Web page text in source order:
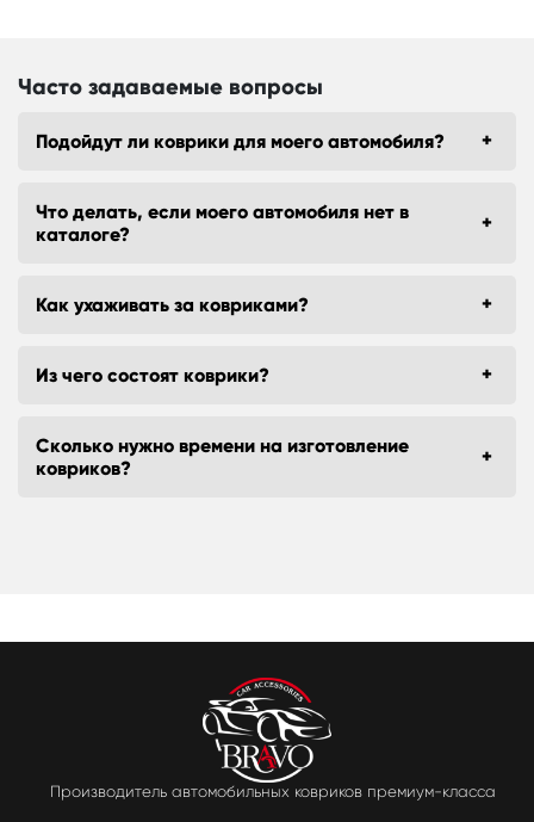
Часто задаваемые вопросы
Подойдут ли коврики для моего автомобиля?
Что делать, если моего автомобиля нет в
каталоге?
Как ухаживать за ковриками?
Из чего состоят коврики?
Сколько нужно времени на изготовление
ковриков?
Производитель автомобильных ковриков премиум-класса